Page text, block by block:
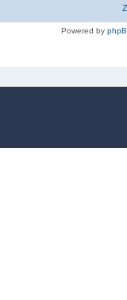
Powered by